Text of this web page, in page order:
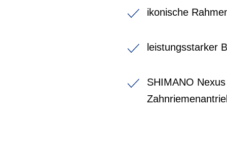
ikonische
leistungsstarker
SHIMANO